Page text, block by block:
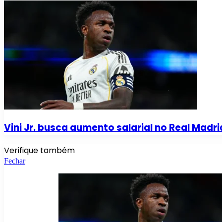
Vini Jr. busca aumento salarial no Real
Verifique também
Fechar